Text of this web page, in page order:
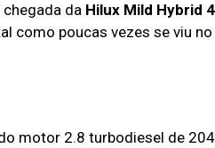
da Hilux Mild Hybrid
como poucas vezes se viu no
motor 2.8 turbodiesel de